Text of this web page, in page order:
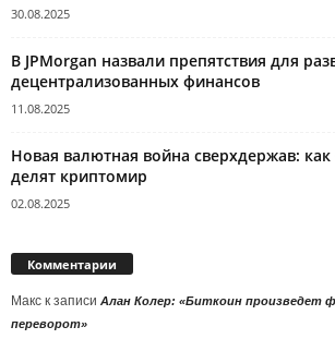
30.08.2025
В JPMorgan назвали препятствия для
децентрализованных финансов
11.08.2025
Новая валютная война сверхдержав:
делят криптомир
02.08.2025
Комментарии
Макс к записи Алан Колер: «Биткоин произведет
переворот»